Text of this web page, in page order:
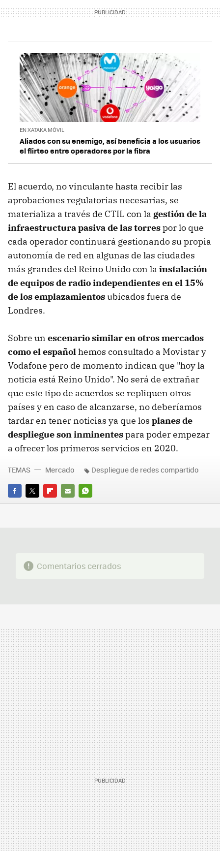
EN XATAKA MÓVIL
Aliados con su enemigo, así beneficia a los usuarios
el flirteo entre operadores por la fibra
El acuerdo, no vinculante hasta recibir las
aprobaciones regulatorias necesarias, se
materializa a través de CTIL con la gestión de la
infraestructura pasiva de las torrespor lo que
cada operador continuará gestionando su propia
autonomía de red en algunas de las ciudades
más grandes del Reino Unido con la instalación
de equipos de radio independientes en el 15%
de los emplazamientosubicados fuera de
Londres.
Sobre un escenario similar en otros mercados
como el españolhemos consultado a Movistar y
Vodafone pero de momento indican que "hoy la
noticia está Reino Unido". No será de extrañar
que este tipo de acuerdos se repliquen otros
países y en caso de alcanzarse, no deberíamos
tardar en tener noticias ya que los planes de
despliegue son inminentespara poder empezar
a ofrecer los primeros servicios en 2020.
FACEBOOK
TWITTERFLIPBOARD
E-
WHATSAPP
TEMAS Mercado Despliegue de redes compartido
Comentarios cerrados